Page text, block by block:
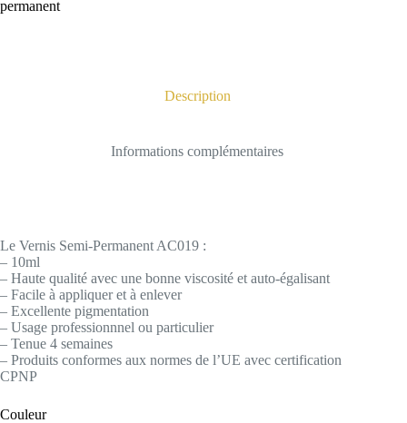
permanent
Description
Informations complémentaires
Le Vernis Semi-Permanent AC019 :
– 10ml
– Haute qualité avec une bonne viscosité et auto-égalisant
– Facile à appliquer et à enlever
– Excellente pigmentation
– Usage professionnnel ou particulier
– Tenue 4 semaines
– Produits conformes aux normes de l’UE avec certification
CPNP
Couleur